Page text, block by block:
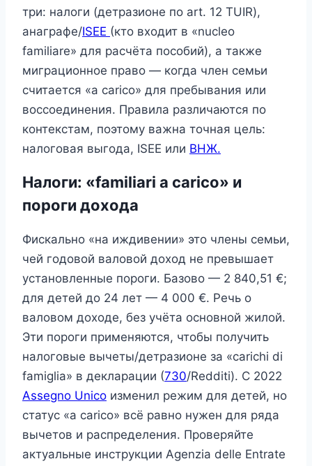
три: налоги (детразионе по art. 12 TUIR),
анаграфе/ISEE (кто входит в «nucleo
familiare» для расчёта пособий), а также
миграционное право — когда член семьи
считается «a carico» для пребывания или
воссоединения. Правила различаются по
контекстам, поэтому важна точная цель:
налоговая выгода, ISEE или ВНЖ.
Налоги: «familiari a carico» и
пороги дохода
Фискально «на иждивении» это члены семьи,
чей годовой валовой доход не превышает
установленные пороги. Базово — 2 840,51 €;
для детей до 24 лет — 4 000 €. Речь о
валовом доходе, без учёта основной жилой.
Эти пороги применяются, чтобы получить
налоговые вычеты/детразионе за «carichi di
famiglia» в декларации (730/Redditi). С 2022
Assegno Unico изменил режим для детей, но
статус «a carico» всё равно нужен для ряда
вычетов и распределения. Проверяйте
актуальные инструкции Agenzia delle Entrate